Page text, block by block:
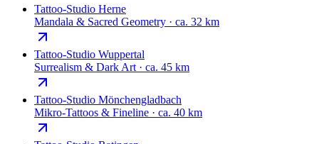
Tattoo-Studio Herne
Mandala & Sacred Geometry · ca. 32 km
Tattoo-Studio Wuppertal
Surrealism & Dark Art · ca. 45 km
Tattoo-Studio Mönchengladbach
Mikro-Tattoos & Fineline · ca. 40 km